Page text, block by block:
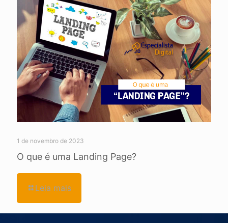
1 de novembro de 2023
O que é uma Landing Page?
Leia mais